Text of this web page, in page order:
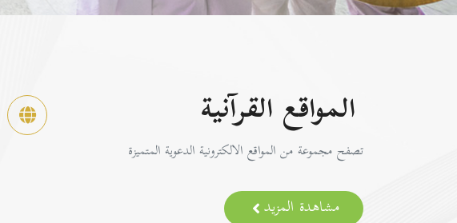
المواقع القرآنية
تصفح مجموعة من المواقع الالكترونية الدعوية المتميزة
مشاهدة المزيد